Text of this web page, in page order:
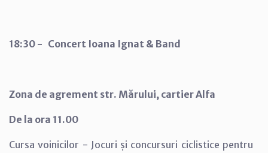
18:30 - Concert Ioana Ignat & Band
Zona de agrement str. Mărului, cartier Alfa
De la ora 11.00
Cursa voinicilor - Jocuri și concursuri ciclistice pentru